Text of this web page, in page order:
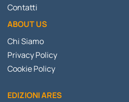
Contatti
ABOUT US
Chi Siamo
Privacy Policy
Cookie Policy
EDIZIONI ARES